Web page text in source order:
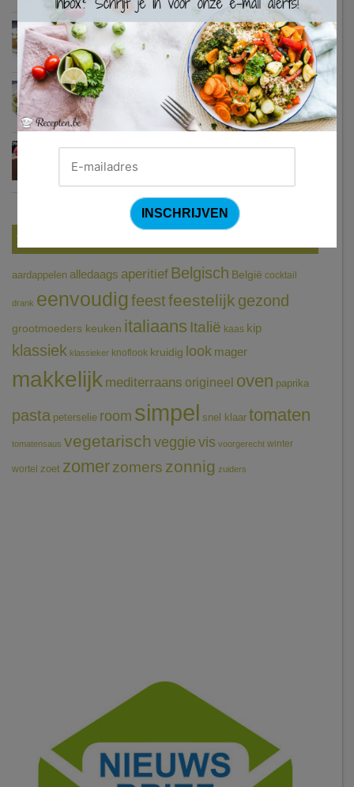
Zweedse gehaktballetjes
Courgetti met paprikasaus en halloumi (Sandra Bekkari)
Chocomousse met fruitbier
Tags
aardappelen alledaags aperitief Belgisch België cocktail
drank eenvoudigfeestfeestelijk gezond
grootmoeders keuken italiaans Italië kaas kip
klassiek klassieker knoflook kruidig look mager
makkelijk mediterraans origineel oven paprika
pasta peterselie room simpel snel klaar tomaten
tomatensaus vegetarischveggie vis voorgerecht winter
wortel zoet zomerzomers zonnig zuiders